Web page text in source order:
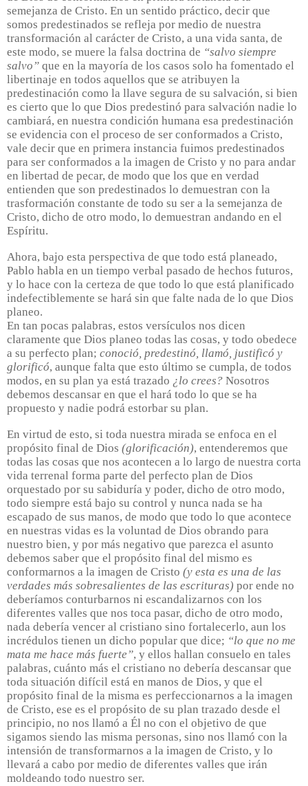
semejanza de Cristo. En un sentido práctico, decir que
somos predestinados se refleja por medio de nuestra
transformación al carácter de Cristo, a una vida santa, de
este modo, se muere la falsa doctrina de “salvo siempre
salvo” que en la mayoría de los casos solo ha fomentado el
libertinaje en todos aquellos que se atribuyen la
predestinación como la llave segura de su salvación, si bien
es cierto que lo que Dios predestinó para salvación nadie lo
cambiará, en nuestra condición humana esa predestinación
se evidencia con el proceso de ser conformados a Cristo,
vale decir que en primera instancia fuimos predestinados
para ser conformados a la imagen de Cristo y no para andar
en libertad de pecar, de modo que los que en verdad
entienden que son predestinados lo demuestran con la
trasformación constante de todo su ser a la semejanza de
Cristo, dicho de otro modo, lo demuestran andando en el
Espíritu.
Ahora, bajo esta perspectiva de que todo está planeado,
Pablo habla en un tiempo verbal pasado de hechos futuros,
y lo hace con la certeza de que todo lo que está planificado
indefectiblemente se hará sin que falte nada de lo que Dios
planeo.
En tan pocas palabras, estos versículos nos dicen
claramente que Dios planeo todas las cosas, y todo obedece
a su perfecto plan; conoció, predestinó, llamó, justificó y
glorificó, aunque falta que esto último se cumpla, de todos
modos, en su plan ya está trazado ¿lo crees? Nosotros
debemos descansar en que el hará todo lo que se ha
propuesto y nadie podrá estorbar su plan.
En virtud de esto, si toda nuestra mirada se enfoca en el
propósito final de Dios (glorificación), entenderemos que
todas las cosas que nos acontecen a lo largo de nuestra corta
vida terrenal forma parte del perfecto plan de Dios
orquestado por su sabiduría y poder, dicho de otro modo,
todo siempre está bajo su control y nunca nada se ha
escapado de sus manos, de modo que todo lo que acontece
en nuestras vidas es la voluntad de Dios obrando para
nuestro bien, y por más negativo que parezca el asunto
debemos saber que el propósito final del mismo es
conformarnos a la imagen de Cristo (y esta es una de las
verdades más sobresalientes de las escrituras) por ende no
deberíamos conturbarnos ni escandalizarnos con los
diferentes valles que nos toca pasar, dicho de otro modo,
nada debería vencer al cristiano sino fortalecerlo, aun los
incrédulos tienen un dicho popular que dice; “lo que no me
mata me hace más fuerte”, y ellos hallan consuelo en tales
palabras, cuánto más el cristiano no debería descansar que
toda situación difícil está en manos de Dios, y que el
propósito final de la misma es perfeccionarnos a la imagen
de Cristo, ese es el propósito de su plan trazado desde el
principio, no nos llamó a Él no con el objetivo de que
sigamos siendo las misma personas, sino nos llamó con la
intensión de transformarnos a la imagen de Cristo, y lo
llevará a cabo por medio de diferentes valles que irán
moldeando todo nuestro ser.